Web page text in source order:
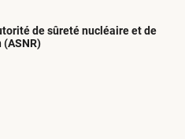
de sûreté nucléaire et de